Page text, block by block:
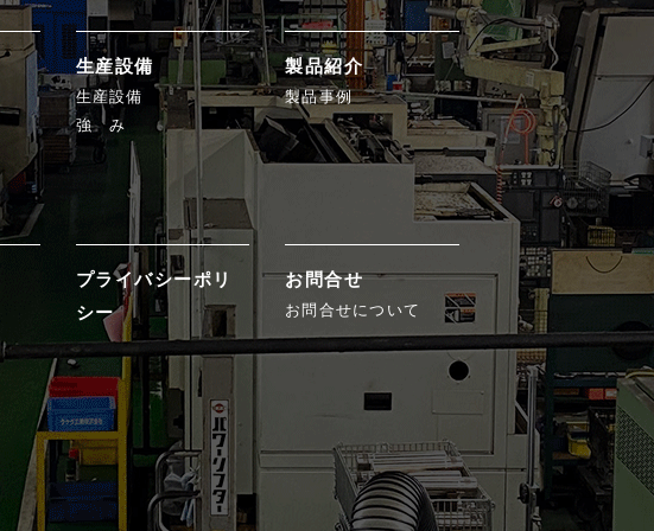
生産設備
生産設備
強 み
プライバシーポリ
シー
製品紹介
製品事例
お問合せ
お問合せについて